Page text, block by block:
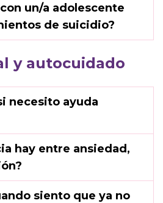
un/a adolescente
de suicidio?
y autocuidado
necesito ayuda
hay entre ansiedad,
siento que ya no